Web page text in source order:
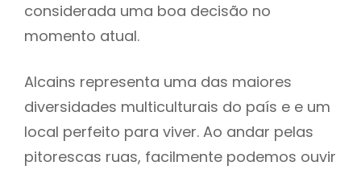
considerada uma boa decisão no
momento atual.
Alcains representa uma das maiores
diversidades multiculturais do país e e um
local perfeito para viver. Ao andar pelas
pitorescas ruas, facilmente podemos ouvir